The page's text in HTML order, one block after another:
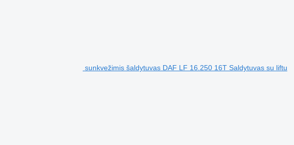
sunkvežimis šaldytuvas DAF LF 16.250 16T Saldytuvas su liftu